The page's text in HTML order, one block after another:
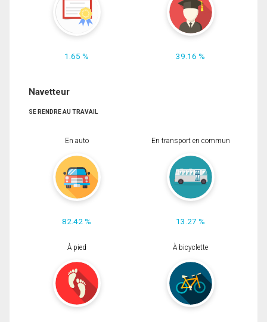
1.65 % 39.16 %
Navetteur
SE RENDRE AU TRAVAIL
En auto
82.42 %
En transport en commun
13.27 %
À pied À bicyclette